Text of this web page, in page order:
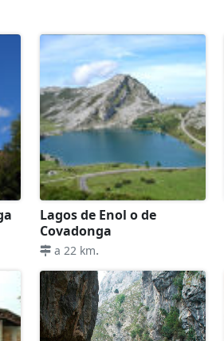
Lagos de Enol o de
Covadonga
a 22 km.